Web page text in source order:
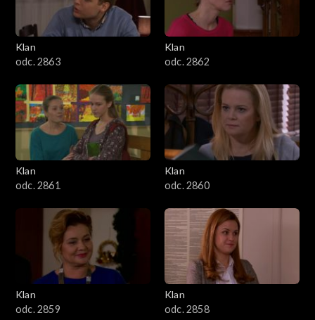
Klan
odc. 2863
Klan
odc. 2862
Klan
odc. 2861
Klan
odc. 2860
Klan
odc. 2859
Klan
odc. 2858